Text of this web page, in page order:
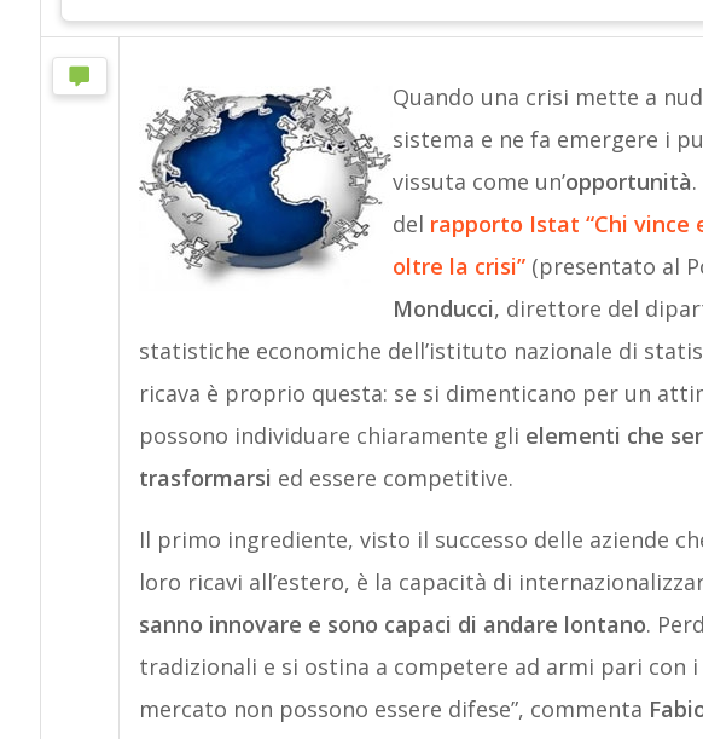
Quando una crisi mette a
sistema e ne fa emergere i
vissuta come un’opportunità
del rapporto Istat “Chi vince
oltre la crisi” (presentato al
Monducci, direttore del
statistiche economiche dell’istituto nazionale di
ricava è proprio questa: se si dimenticano per un
possono individuare chiaramente gli elementi che
trasformarsi ed essere competitive.
Il primo ingrediente, visto il successo delle aziende
loro ricavi all’estero, è la capacità di
sanno innovare e sono capaci di andare lontano.
tradizionali e si ostina a competere ad armi pari con
mercato non possono essere difese”, commenta